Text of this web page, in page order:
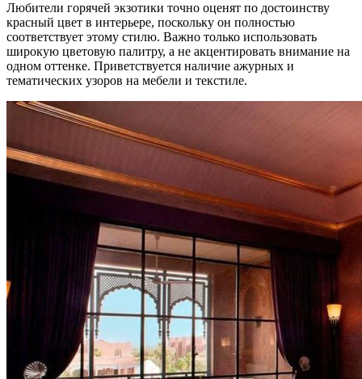
Любители горячей экзотики точно оценят по достоинству
красный цвет в интерьере, поскольку он полностью
соответствует этому стилю. Важно только использовать
широкую цветовую палитру, а не акцентировать внимание на
одном оттенке. Приветствуется наличие ажурных и
тематических узоров на мебели и текстиле.